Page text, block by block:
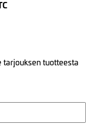
tuotteesta